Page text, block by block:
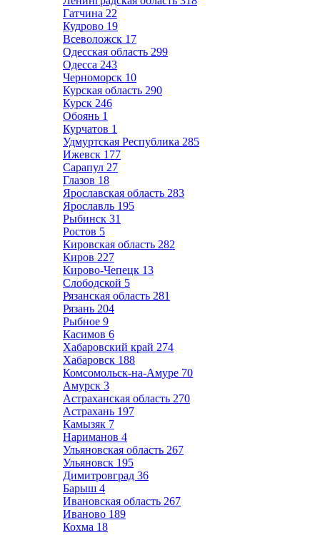
Гатчина 22
Кудрово 19
Всеволожск 17
Одесская область 299
Одесса 243
Черноморск 10
Курская область 290
Курск 246
Обоянь 1
Курчатов 1
Удмуртская Республика 285
Ижевск 177
Сарапул 27
Глазов 18
Ярославская область 283
Ярославль 195
Рыбинск 31
Ростов 5
Кировская область 282
Киров 227
Кирово-Чепецк 13
Слободской 5
Рязанская область 281
Рязань 204
Рыбное 9
Касимов 6
Хабаровский край 274
Хабаровск 188
Комсомольск-на-Амуре 70
Амурск 3
Астраханская область 270
Астрахань 197
Камызяк 7
Нариманов 4
Ульяновская область 267
Ульяновск 195
Димитровград 36
Барыш 4
Ивановская область 267
Иваново 189
Кохма 18